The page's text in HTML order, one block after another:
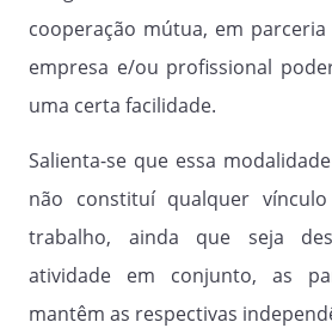
testemunhas, a fim de se
os efeitos de direito.
PARCEIRO(A) 1:
cooperação mútua, em
empresa e/ou profissional
uma certa facilidade.
Salienta-se que essa
não constituí qualquer
trabalho, ainda que seja
atividade em conjunto, as
mantêm as respectivas